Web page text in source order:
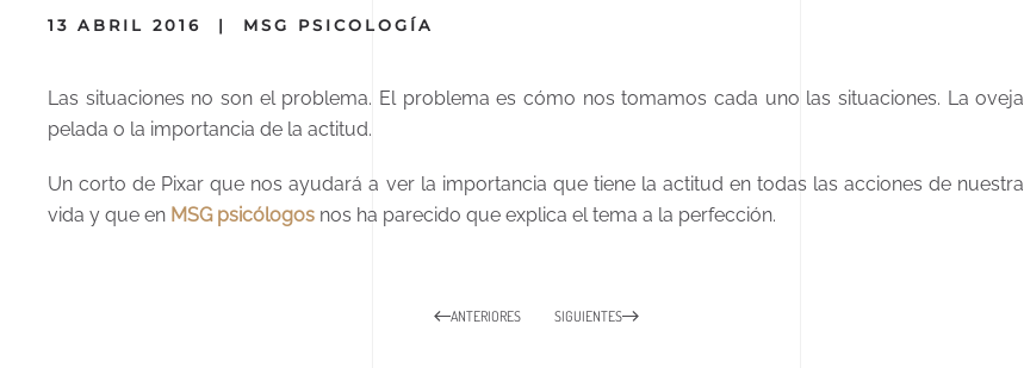
13 ABRIL 2016 | MSG PSICOLOGÍA
Las situaciones no son el problema. El problema es cómo nos tomamos cada uno las situaciones. La oveja
pelada o la importancia de la actitud.
Un corto de Pixar que nos ayudará a ver la importancia que tiene la actitud en todas las acciones de nuestra
vida y que en MSG psicólogos nos ha parecido que explica el tema a la perfección.
ANTERIORES SIGUIENTES